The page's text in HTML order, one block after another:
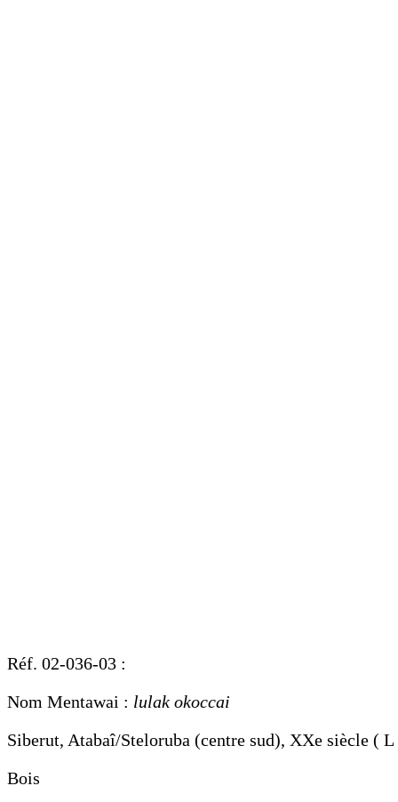
Réf. 02-036-03 :
Nom Mentawai : lulak okoccai
Siberut, Atabaî/Steloruba (centre sud), XXe siècle (
Bois